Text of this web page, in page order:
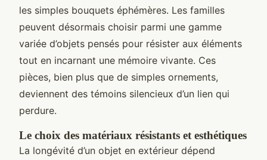
les simples bouquets éphémères. Les familles
peuvent désormais choisir parmi une gamme
variée d’objets pensés pour résister aux éléments
tout en incarnant une mémoire vivante. Ces
pièces, bien plus que de simples ornements,
deviennent des témoins silencieux d’un lien qui
perdure.
Le choix des matériaux résistants et esthétiques
La longévité d’un objet en extérieur dépend